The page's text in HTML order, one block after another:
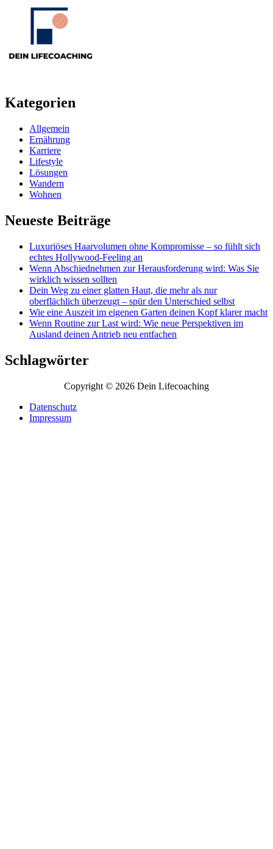
Kategorien
Allgemein
Ernährung
Karriere
Lifestyle
Lösungen
Wandern
Wohnen
Neueste Beiträge
Luxuriöses Haarvolumen ohne Kompromisse – so fühlt sich
echtes Hollywood-Feeling an
Wenn Abschiednehmen zur Herausforderung wird: Was Sie
wirklich wissen sollten
Dein Weg zu einer glatten Haut, die mehr als nur
oberflächlich überzeugt – spür den Unterschied selbst
Wie eine Auszeit im eigenen Garten deinen Kopf klarer macht
Wenn Routine zur Last wird: Wie neue Perspektiven im
Ausland deinen Antrieb neu entfachen
Schlagwörter
Copyright © 2026 Dein Lifecoaching
Datenschutz
Impressum